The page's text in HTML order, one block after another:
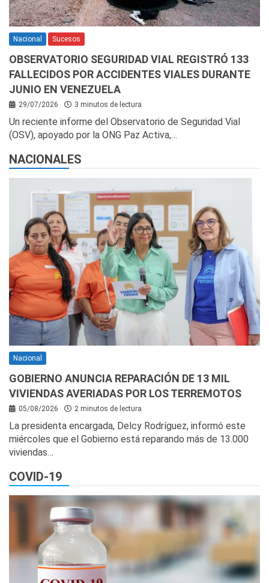
Nacional Sucesos
OBSERVATORIO SEGURIDAD VIAL REGISTRÓ 133
FALLECIDOS POR ACCIDENTES VIALES DURANTE
JUNIO EN VENEZUELA
29/07/2026 3 minutos de lectura
Un reciente informe del Observatorio de Seguridad Vial
(OSV), apoyado por la ONG Paz Activa,…
NACIONALES
Nacional
GOBIERNO ANUNCIA REPARACIÓN DE 13 MIL
VIVIENDAS AVERIADAS POR LOS TERREMOTOS
05/08/2026 2 minutos de lectura
La presidenta encargada, Delcy Rodríguez, informó este
miércoles que el Gobierno está reparando más de 13.000
viviendas…
COVID-19